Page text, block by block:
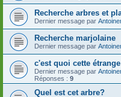
Recherche arbres et
Dernier message par
Recherche marjolaine
Dernier message par
c'est quoi cette
Dernier message par
Réponses : 9
Quel est cet arbre?